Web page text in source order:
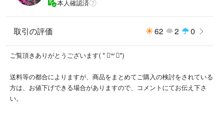
#ウエストゴム
#裏地あり
#薄手スカート
#きれいめカジュアル
#大人コーデ
#春夏コーデ
本人確認済
取引の評価 62 2 0
ご覧頂きありがとうございます( * ॑꒳ ॑*)
送料等の都合によりますが、商品をまとめてご購入の検討をされている
方は、お値下げできる場合がありますので、コメントにてお伝え下さ
い。